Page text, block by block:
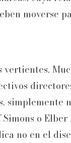
moverse
simplemente
o
no en el